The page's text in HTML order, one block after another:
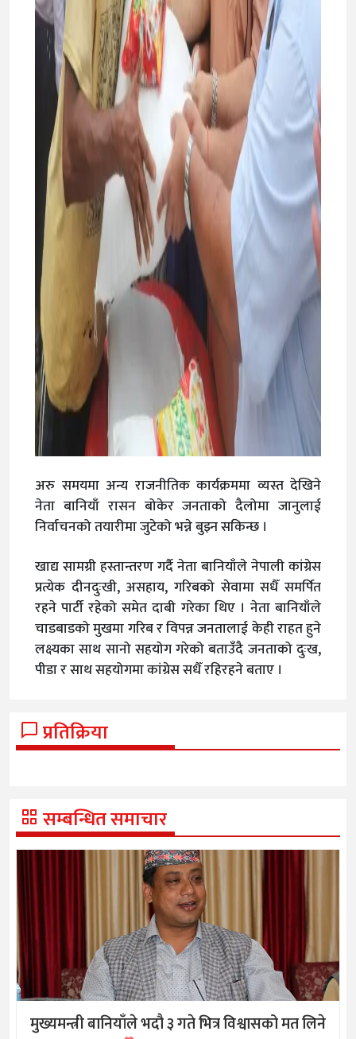
अरु समयमा अन्य राजनीतिक कार्यक्रममा व्यस्त देखिने
नेता बानियाँ रासन बोकेर जनताको दैलोमा जानुलाई
निर्वाचनको तयारीमा जुटेको भन्ने बुझ्न सकिन्छ ।
खाद्य सामग्री हस्तान्तरण गर्दै नेता बानियाँले नेपाली कांग्रेस
प्रत्येक दीनदुःखी, असहाय, गरिबको सेवामा सधैँ समर्पित
रहने पार्टी रहेको समेत दाबी गरेका थिए । नेता बानियाँले
चाडबाडको मुखमा गरिब र विपन्न जनतालाई केही राहत हुने
लक्ष्यका साथ सानो सहयोग गरेको बताउँदै जनताको दुःख,
पीडा र साथ सहयोगमा कांग्रेस सधैँ रहिरहने बताए ।
प्रतिक्रिया
सम्बन्धित समाचार
मुख्यमन्त्री बानियाँले भदौ ३ गते भित्र विश्वासको मत लिने